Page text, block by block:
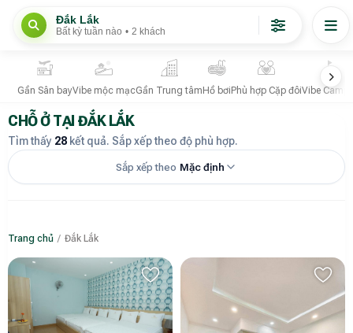
Đắk Lắk
Bất kỳ tuần nào • 2 khách
Gần Sân bayVibe mộc mạcGần Trung tâm Hồ bơi Phù hợp Cặp đôiVibe
CHỖ Ở TẠI ĐẮK LẮK
Tìm thấy 28 kết quả. Sắp xếp theo độ phù hợp.
Sắp xếp theo Mặc định
Trang chủ / Đắk Lắk